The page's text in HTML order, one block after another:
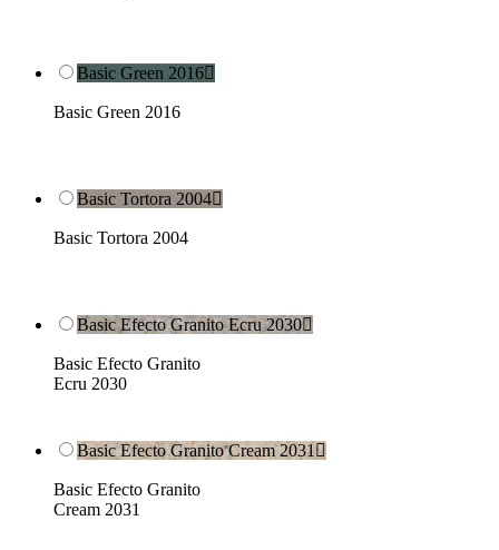
Basic Green 2016
Basic Green 2016
Basic Tortora 2004
Basic Tortora 2004
Basic Efecto Granito Ecru 2030
Basic Efecto Granito
Ecru 2030
Basic Efecto Granito Cream 2031
Basic Efecto Granito
Cream 2031